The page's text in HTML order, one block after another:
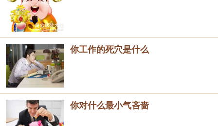
你工作的死穴是什么
你对什么最小气吝啬